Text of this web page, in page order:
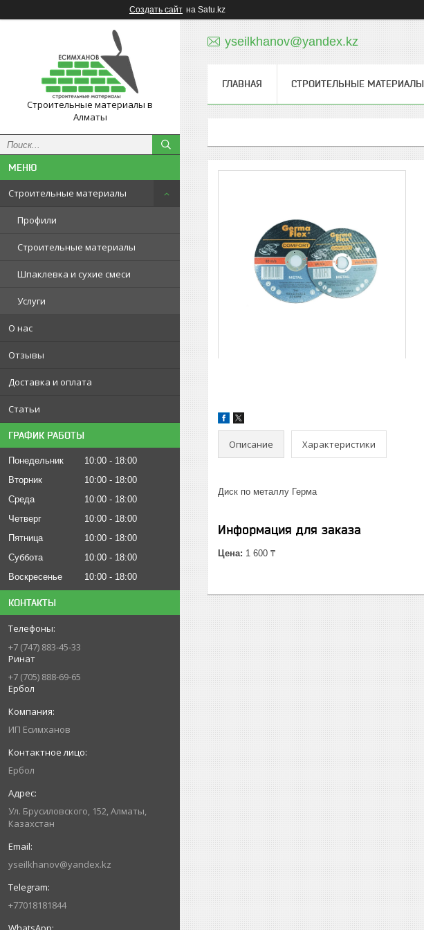
Создать сайт на Satu.kz
Строительные материалы в
Алматы
Строительные материалы
Профили
Строительные материалы
Шпаклевка и сухие смеси
Услуги
О нас
Отзывы
Доставка и оплата
Статьи
ГРАФИК РАБОТЫ
Понедельник 10:00
18:00
Вторник
10:00
18:00
Среда
10:00
18:00
Четверг
10:00
18:00
Пятница
10:00
18:00
Суббота
10:00
18:00
Воскресенье
10:00 18:00
КОНТАКТЫ
+7 (747) 883-45-33
Ринат
+7 (705) 888-69-65
Ербол
ИП Есимxанов
Ербол
Ул. Брусиловского, 152, Алматы,
Казахстан
yseilkhanov@yandex.kz
+77018181844
yseilkhanov@yandex.kz
ГЛАВНАЯ СТРОИТЕЛЬНЫЕ МАТЕРИАЛЫ
Описание Характеристики
Диск по металлу Герма
Информация для заказа
Цена: 1 600 ₸